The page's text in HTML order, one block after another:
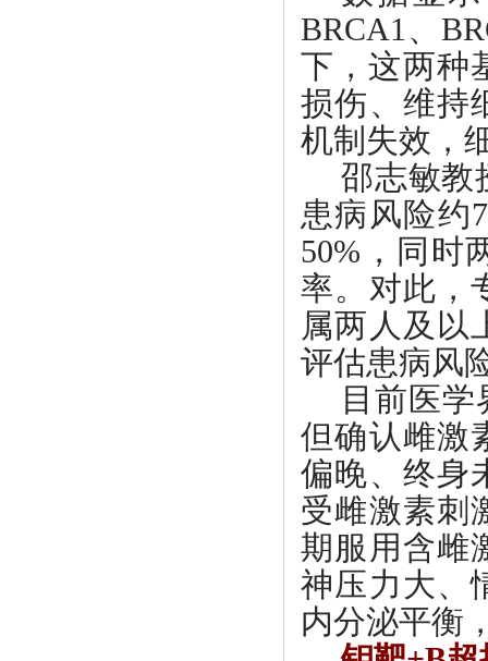
BRCA1、
下，这两种
损伤、维持
机制失效，
邵志敏教
患病风险约
50%，同时
率。对此，
属两人及以
评估患病风
目前医
但确认雌激
偏晚、终身
受雌激素刺
期服用含雌
神压力大、
内分泌平衡